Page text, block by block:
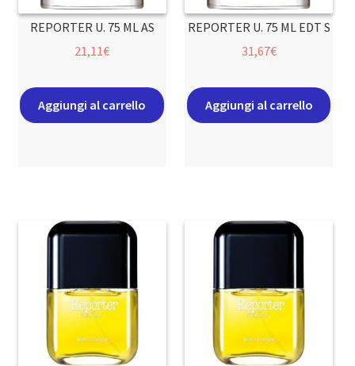
REPORTER U. 75 ML AS
21,11€
Aggiungi al carrello
REPORTER U. 75 ML EDT S
31,67€
Aggiungi al carrello